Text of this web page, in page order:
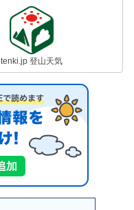
tenki.jp 登山天気